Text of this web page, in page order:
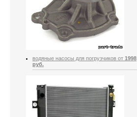
водяные насосы для погрузчиков от 1998
руб.